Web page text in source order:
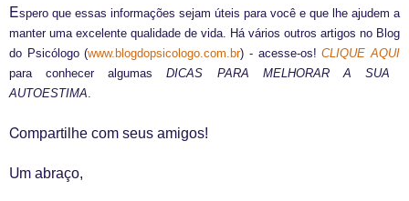
Espero que essas informações sejam úteis para você e que lhe ajudem a
manter uma excelente qualidade de vida. Há vários outros artigos no Blog
do Psicólogo (www.blogdopsicologo.com.br) - acesse-os!CLIQUE AQUI
para conhecer algumasDICAS PARA MELHORAR A SUA
AUTOESTIMA.
Compartilhe com seus amigos!
Um abraço,